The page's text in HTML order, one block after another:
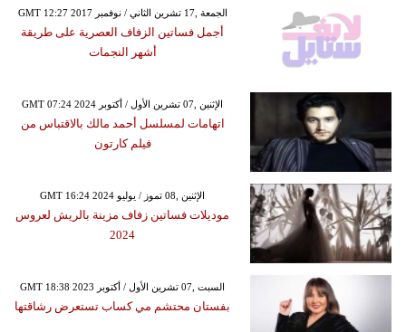
GMT 12:27 2017 الجمعة ,17 تشرين الثاني / نوفمبر
أجمل فساتين الزفاف العصرية على طريقة
أشهر النجمات
GMT 07:24 2024 الإثنين ,07 تشرين الأول / أكتوبر
اتهامات لمسلسل أحمد مالك بالاقتباس من
فيلم كارتون
GMT 16:24 2024 الإثنين ,08 تموز / يوليو
موديلات فساتين زفاف مزينة بالريش لعروس
2024
GMT 18:38 2023 السبت ,07 تشرين الأول / أكتوبر
بفستان محتشم مي كساب تستعرض رشاقتها